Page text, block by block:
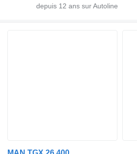
depuis 12 ans sur Autoline